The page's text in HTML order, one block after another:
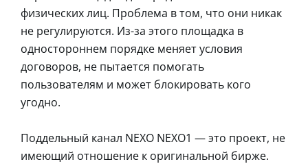
физических лиц. Проблема в том, что они никак
не регулируются. Из-за этого площадка в
одностороннем порядке меняет условия
договоров, не пытается помогать
пользователям и может блокировать кого
угодно.
Поддельный канал NEXO NEXO1 — это проект, не
имеющий отношение к оригинальной бирже.